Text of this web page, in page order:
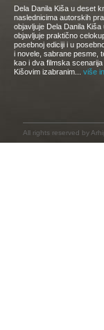
Dela Danila Kiša u deset
naslednicima autorskih
objavljuje Dela Danila
objavljuje praktično
posebnoj ediciji i u
i novele, sabrane pesme,
kao i dva filmska
Kišovim izabranim... više
All rights reserved by